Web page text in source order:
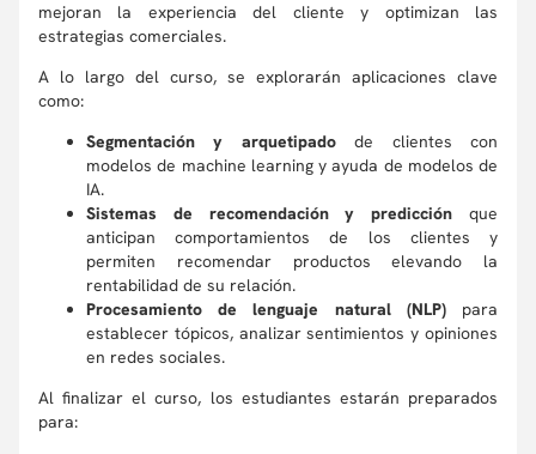
mejoran la experiencia del cliente y optimizan las
estrategias comerciales.
A lo largo del curso, se explorarán aplicaciones clave
como:
Segmentación y arquetipadode clientes con
modelos de machine learning y ayuda de modelos de
IA.
Sistemas de recomendación y predicción que
anticipan comportamientos de los clientes y
permiten recomendar productos elevando la
rentabilidad de su relación.
Procesamiento de lenguaje natural (NLP)para
establecer tópicos, analizar sentimientos y opiniones
en redes sociales.
Al finalizar el curso, los estudiantes estarán preparados
para: